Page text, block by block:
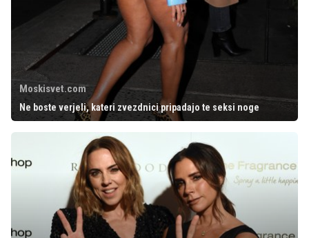
Moskisvet.com
Ne boste verjeli, kateri zvezdnici pripadajo te seksi noge